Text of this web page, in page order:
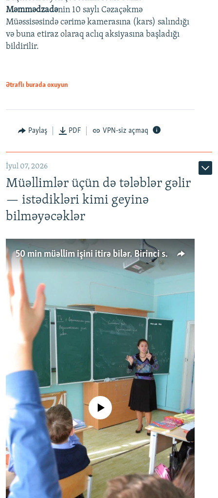
Auto 240p 360p
720p 1080p
720p
1080p
Məmmədzadənin 10 saylı Cəzaçəkmə
Müəssisəsində cərimə kamerasına (kars) salındığı
və buna etiraz olaraq aclıq aksiyasına başladığı
bildirilir.
Ətraflı burada oxuyun
Paylaş PDF VPN-siz açmaq
İyul 07, 2026
Müəllimlər üçün də tələblər gəlir
— istədikləri kimi geyinə
bilməyəcəklər
50 min müəllim işini itirə bilər. Birinci sinfə gedənlər azalır
No media source currently available